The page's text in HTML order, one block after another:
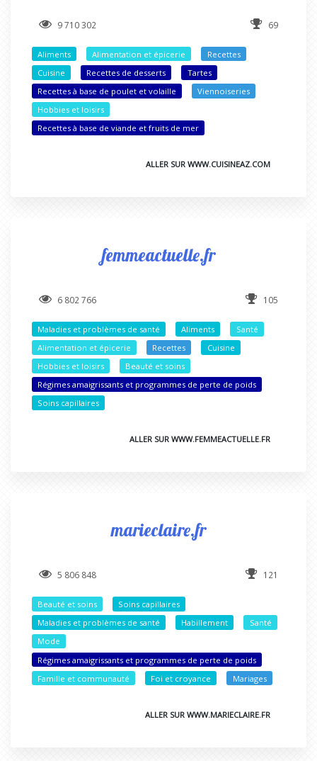
9 710 302 69
Aliments Alimentation et épicerie
Recettes
Cuisine
Recettes de desserts
Tartes
Recettes à base de poulet et volaille
Viennoiseries
Hobbies et loisirs
Recettes à base de viande et fruits de mer
ALLER SUR WWW.CUISINEAZ.COM
femmeactuelle.fr
6 802 766 105
Maladies et problèmes de santé Aliments
Santé
Alimentation et épicerie
Recettes
Cuisine
Hobbies et loisirs
Beauté et soins
Régimes amaigrissants et programmes de perte de poids
Soins capillaires
ALLER SUR WWW.FEMMEACTUELLE.FR
marieclaire.fr
5 806 848 121
Beauté et soins
Soins capillaires
Maladies et problèmes de santé
Habillement
Santé
Mode
Régimes amaigrissants et programmes de perte de poids
Famille et communauté
Foi et croyance Mariages
ALLER SUR WWW.MARIECLAIRE.FR